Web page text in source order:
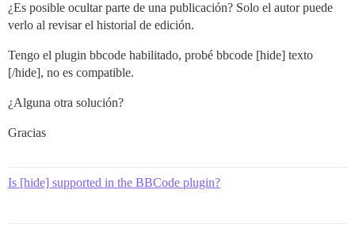
¿Es posible ocultar parte de una publicación? Solo el autor puede
verlo al revisar el historial de edición.
Tengo el plugin bbcode habilitado, probé bbcode [hide] texto
[/hide], no es compatible.
¿Alguna otra solución?
Gracias
Is [hide] supported in the BBCode plugin?